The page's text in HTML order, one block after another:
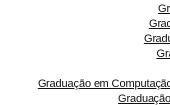
Graduação em